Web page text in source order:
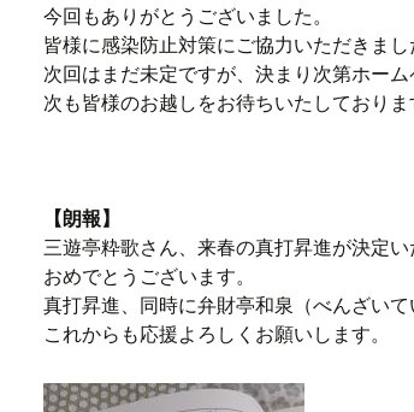
今回もありがとうございました。
皆様に感染防止対策にご協力いただきまし
次回はまだ未定ですが、決まり次第ホーム
次も皆様のお越しをお待ちいたしておりま
【朗報】
三遊亭粋歌さん、来春の真打昇進が決定い
おめでとうございます。
真打昇進、同時に弁財亭和泉（べんざい
これからも応援よろしくお願いします。